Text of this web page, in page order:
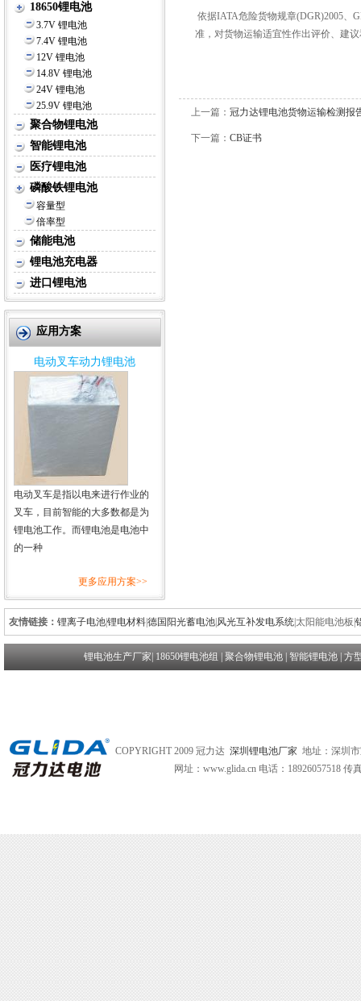
18650锂电池
3.7V 锂电池
7.4V 锂电池
12V 锂电池
14.8V 锂电池
24V 锂电池
25.9V 锂电池
聚合物锂电池
智能锂电池
医疗锂电池
磷酸铁锂电池
容量型
倍率型
储能电池
锂电池充电器
进口锂电池
应用方案
电动叉车动力锂电池
电动叉车是指以电来进行作业的
叉车，目前智能的大多数都是为
锂电池工作。而锂电池是电池中
的一种
更多应用方案>>
依据IATA危险货物规章(DGR)2005、
准，对货物运输适宜性作出评价、建
上一篇： 冠力达锂电池货物运输检测报
下一篇： CB证书
友情链接： 锂离子电池锂电材料德国阳光蓄电池 风光互补发电系统 太阳能电池板
锂电池生产厂家 18650锂电池组 聚合物锂电池| 智能锂电池| 方
COPYRIGHT 2009 冠力达 深圳锂电池厂家 地址：深圳
网址：www.glida.cn 电话：18926057518 传